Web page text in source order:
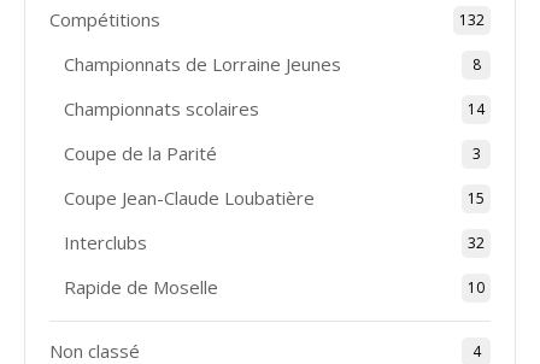
Compétitions 132
Championnats de Lorraine Jeunes 8
Championnats scolaires 14
Coupe de la Parité 3
Coupe Jean-Claude Loubatière 15
Interclubs 32
Rapide de Moselle 10
Non classé 4